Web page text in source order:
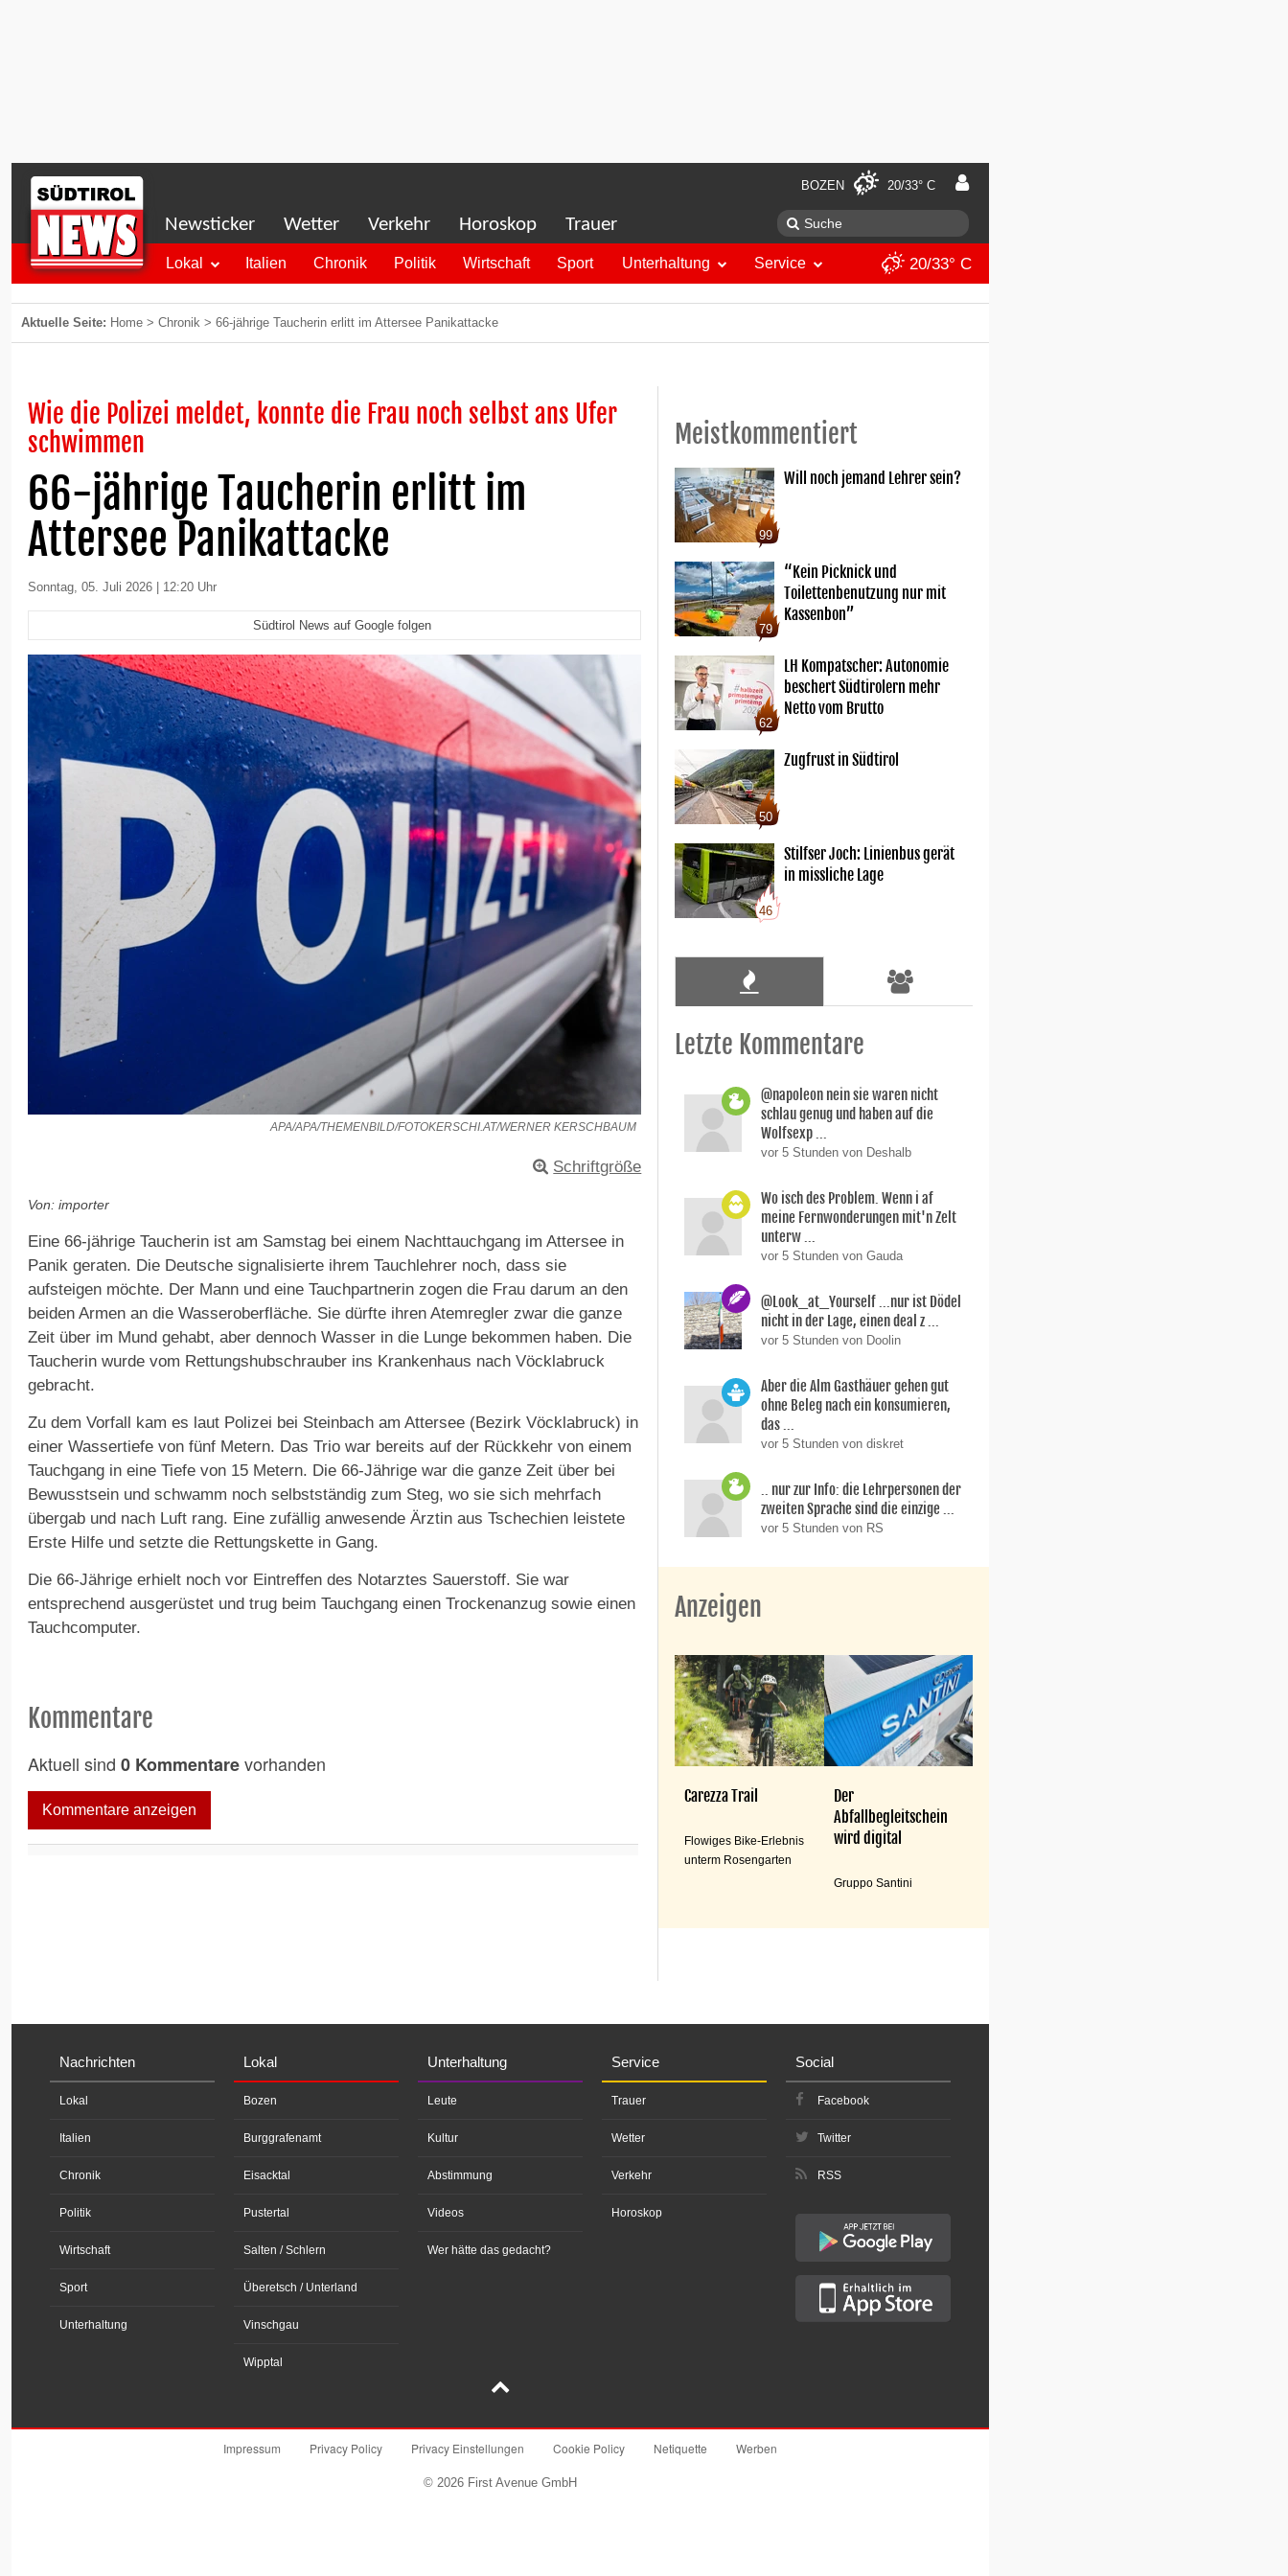
BOZEN 20/33° C
Newsticker Wetter Verkehr Horoskop Trauer
Lokal Italien Chronik Politik Wirtschaft Sport Unterhaltung Service 20/33° C
Aktuelle Seite: Home > Chronik > 66-jährige Taucherin erlitt im Attersee Panikattacke
Wie die Polizei meldet, konnte die Frau noch selbst ans Ufer
schwimmen
66-jährige Taucherin erlitt im
Attersee Panikattacke
Sonntag, 05. Juli 2026 | 12:20 Uhr
Südtirol News auf Google folgen
APA/APA/THEMENBILD/FOTOKERSCHI.AT/WERNER KERSCHBAUM
Schriftgröße
Von: importer
Eine 66-jährige Taucherin ist am Samstag bei einem Nachttauchgang im Attersee in
Panik geraten. Die Deutsche signalisierte ihrem Tauchlehrer noch, dass sie
aufsteigen möchte. Der Mann und eine Tauchpartnerin zogen die Frau darum an den
beiden Armen an die Wasseroberfläche. Sie dürfte ihren Atemregler zwar die ganze
Zeit über im Mund gehabt, aber dennoch Wasser in die Lunge bekommen haben. Die
Taucherin wurde vom Rettungshubschrauber ins Krankenhaus nach Vöcklabruck
gebracht.
Zu dem Vorfall kam es laut Polizei bei Steinbach am Attersee (Bezirk Vöcklabruck) in
einer Wassertiefe von fünf Metern. Das Trio war bereits auf der Rückkehr von einem
Tauchgang in eine Tiefe von 15 Metern. Die 66-Jährige war die ganze Zeit über bei
Bewusstsein und schwamm noch selbstständig zum Steg, wo sie sich mehrfach
übergab und nach Luft rang. Eine zufällig anwesende Ärztin aus Tschechien leistete
Erste Hilfe und setzte die Rettungskette in Gang.
Die 66-Jährige erhielt noch vor Eintreffen des Notarztes Sauerstoff. Sie war
entsprechend ausgerüstet und trug beim Tauchgang einen Trockenanzug sowie einen
Tauchcomputer.
Kommentare
Aktuell sind 0 Kommentarevorhanden
Kommentare anzeigen
Meistkommentiert
99
Will noch jemand Lehrer sein?
79
“Kein Picknick und
Toilettenbenutzung nur mit
Kassenbon”
62
LH Kompatscher: Autonomie
beschert Südtirolern mehr
Netto vom Brutto
50
Zugfrust in Südtirol
46
Stilfser Joch: Linienbus gerät
in missliche Lage
Letzte Kommentare
@napoleon nein sie waren nicht
schlau genug und haben auf die
Wolfsexp ...
vor 5 Stunden von Deshalb
Wo isch des Problem. Wenn i af
meine Fernwonderungen mit'n Zelt
unterw ...
vor 5 Stunden von Gauda
@Look_at_Yourself ...nur ist Dödel
nicht in der Lage, einen deal z ...
vor 5 Stunden von Doolin
Aber die Alm Gasthäuer gehen gut
ohne Beleg nach ein konsumieren,
das ...
vor 5 Stunden von diskret
.. nur zur Info: die Lehrpersonen der
zweiten Sprache sind die einzige ...
vor 5 Stunden von RS
Anzeigen
Carezza Trail
Flowiges Bike-Erlebnis
unterm Rosengarten
Der
Abfallbegleitschein
wird digital
Gruppo Santini
Nachrichten
Lokal
Italien
Chronik
Politik
Wirtschaft
Sport
Unterhaltung
Lokal
Bozen
Burggrafenamt
Eisacktal
Pustertal
Salten / Schlern
Überetsch / Unterland
Vinschgau
Wipptal
Unterhaltung
Leute
Kultur
Abstimmung
Videos
Wer hätte das gedacht?
Service
Trauer
Wetter
Verkehr
Horoskop
Social
Facebook
Twitter
RSS
Impressum Privacy Policy Privacy Einstellungen Cookie Policy Netiquette Werben
© 2026 First Avenue GmbH